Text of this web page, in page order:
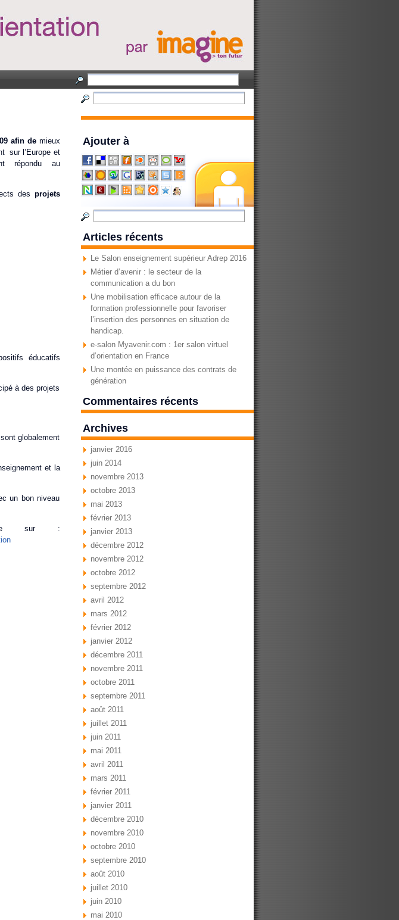
afin de mieux
sur l’Europe et
répondu au
des projets
éducatifs
à des projets
globalement
et la
un bon niveau
sur :
Ajouter à
Articles récents
Le Salon enseignement supérieur Adrep 2016
Métier d’avenir : le secteur de la
communication a du bon
Une mobilisation efficace autour de la
formation professionnelle pour favoriser
l’insertion des personnes en situation de
handicap.
e-salon Myavenir.com : 1er salon virtuel
d’orientation en France
Une montée en puissance des contrats de
génération
Commentaires récents
Archives
janvier 2016
juin 2014
novembre 2013
octobre 2013
mai 2013
février 2013
janvier 2013
décembre 2012
novembre 2012
octobre 2012
septembre 2012
avril 2012
mars 2012
février 2012
janvier 2012
décembre 2011
novembre 2011
octobre 2011
septembre 2011
août 2011
juillet 2011
juin 2011
mai 2011
avril 2011
mars 2011
février 2011
janvier 2011
décembre 2010
novembre 2010
octobre 2010
septembre 2010
août 2010
juillet 2010
juin 2010
mai 2010